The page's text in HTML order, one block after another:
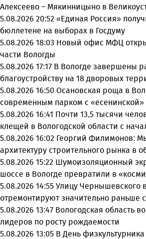
Алексеево – Мякинницыно в
5.08.2026 20:52 «Единая Россия»
бюллетене на выборах в Госдуму
5.08.2026 18:03 Новый офис МФЦ
части Вологды
5.08.2026 17:17 В Вологде завершены
благоустройству на 18 дворовых
5.08.2026 16:50 Осановская роща в
современным парком с
5.08.2026 16:41 Почти 13,5 тысячи
клещей в Вологодской области с
5.08.2026 16:02 Георгий Филимонов:
архитектуру строительного рынка в
5.08.2026 15:22 Шумоизоляционный
шоссе в Вологде превратили в
5.08.2026 14:55 Улицу Чернышевского
отремонтируют значительно раньше
5.08.2026 13:47 Вологодская область
лидеров по росту рождаемости
5.08.2026 13:05 В День